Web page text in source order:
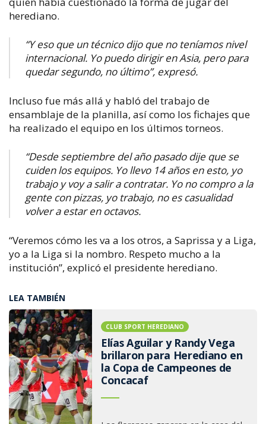
herediano.
“Y eso que un técnico dijo que no teníamos nivel
internacional. Yo puedo dirigir en Asia, pero para
quedar segundo, no último”, expresó.
Incluso fue más allá y habló del trabajo de
ensamblaje de la planilla, así como los fichajes que
ha realizado el equipo en los últimos torneos.
“Desde septiembre del año pasado dije que se
cuiden los equipos. Yo llevo 14 años en esto, yo
trabajo y voy a salir a contratar. Yo no compro a la
gente con pizzas, yo trabajo, no es casualidad
volver a estar en octavos.
“Veremos cómo les va a los otros, a Saprissa y a Liga,
yo a la Liga si la nombro. Respeto mucho a la
institución”, explicó el presidente herediano.
LEA TAMBIÉN
CLUB SPORT HEREDIANO
Elías Aguilar y Randy Vega
brillaron para Herediano en
la Copa de Campeones de
Concacaf